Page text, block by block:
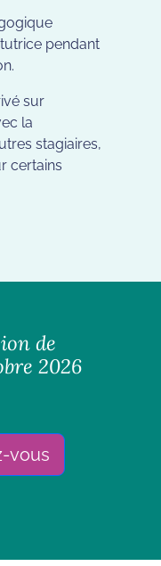
pendant
sur
la
stagiaires,
certains
de
2026
vous